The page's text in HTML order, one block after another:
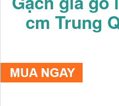
cm Trung